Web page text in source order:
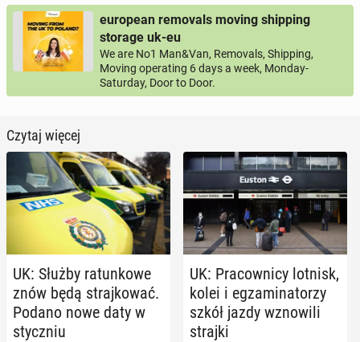
european removals moving shipping
storage uk-eu
We are No1 Man&Van, Removals, Shipping,
Moving operating 6 days a week, Monday-
Saturday, Door to Door.
Czytaj więcej
UK: Służby ra­tun­ko­we
znów będą straj­ko­wać.
Podano nowe daty w
stycz­niu
UK: Pra­cow­ni­cy lotnisk,
kolei i eg­za­mi­na­to­rzy
szkół jazdy wzno­wi­li
strajki